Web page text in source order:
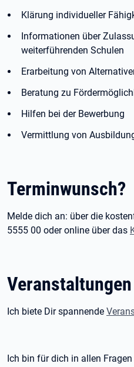
Klärung individueller
Informationen über
weiterführenden Schulen
Erarbeitung von
Beratung zu
Hilfen bei der Bewerbung
Vermittlung von
Terminwunsch?
Melde dich an: über die
5555 00 oder online über das
Veranstaltungen
Ich biete Dir spannende
Ich bin für dich in allen